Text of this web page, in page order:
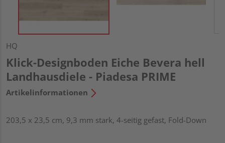
HQ
Klick-Designboden Eiche Bevera hell
Landhausdiele - Piadesa PRIME
Artikelinformationen
203,5 x 23,5 cm, 9,3 mm stark, 4-seitig gefast, Fold-Down